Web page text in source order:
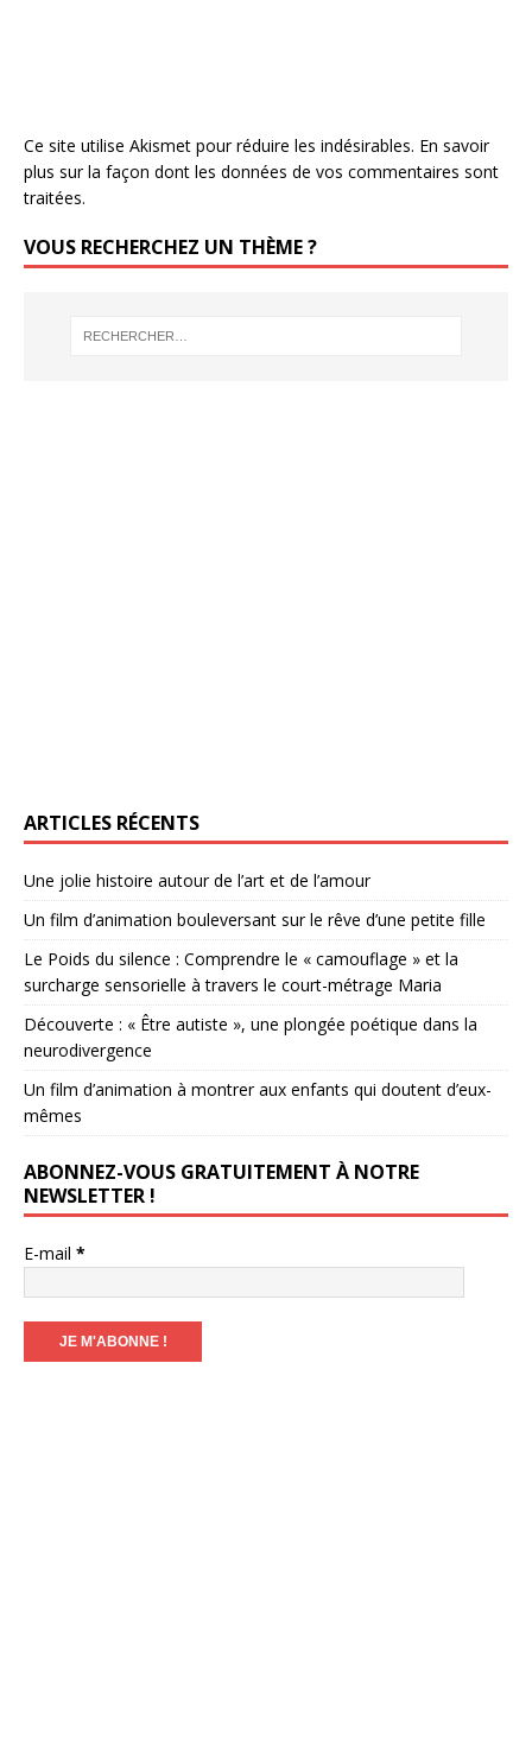
Ce site utilise Akismet pour réduire les indésirables. En savoir
plus sur la façon dont les données de vos commentaires sont
traitées.
VOUS RECHERCHEZ UN THÈME ?
ARTICLES RÉCENTS
Une jolie histoire autour de l’art et de l’amour
Un film d’animation bouleversant sur le rêve d’une petite fille
Le Poids du silence : Comprendre le « camouflage » et la
surcharge sensorielle à travers le court-métrage Maria
Découverte : « Être autiste », une plongée poétique dans la
neurodivergence
Un film d’animation à montrer aux enfants qui doutent d’eux-
mêmes
ABONNEZ-VOUS GRATUITEMENT À NOTRE
NEWSLETTER !
E-mail *